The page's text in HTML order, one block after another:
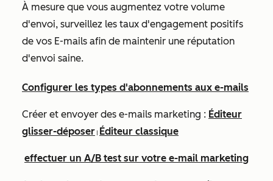
À mesure que vous augmentez votre volume
d'envoi, surveillez les taux d'engagement positifs
de vos E-mails afin de maintenir une réputation
d'envoi saine.
Configurer les types d'abonnements aux e-mails
Créer et envoyer des e-mails marketing : Éditeur
glisser-déposer | Éditeur classique
effectuer un A/B test sur votre e-mail marketing